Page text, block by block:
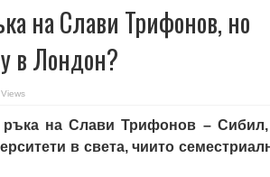
на Слави Трифонов, но
в Лондон?
ръка на Слави Трифонов –
в света, чиито